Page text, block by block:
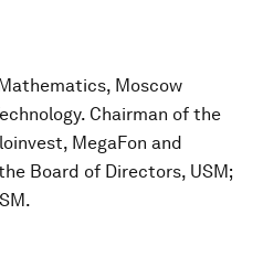
Moscow
Chairman of the
MegaFon and
Board of Directors, USM;